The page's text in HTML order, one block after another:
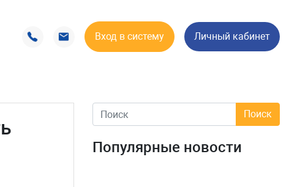
Вход в систему Личный кабинет
Популярные новости